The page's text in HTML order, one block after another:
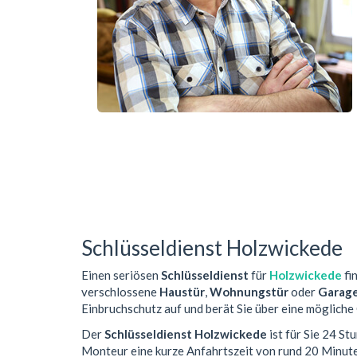
Schlüsseldienst Holzwickede
Einen seriösen Schlüsseldienst für Holzwickede
verschlossene Haustür,Wohnungstüroder
Einbruchschutz auf und berät Sie über eine
DerSchlüsseldienst Holzwickede ist für Sie 24
Monteur eine kurze Anfahrtszeit von rund 20